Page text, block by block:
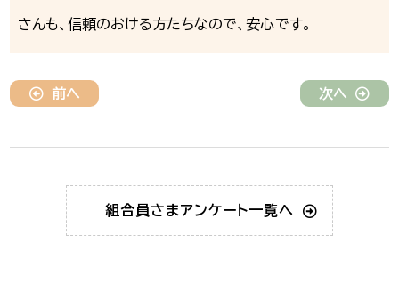
さんも、信頼のおける方たちなので、安心です。
前へ 次へ
組合員さまアンケート一覧へ